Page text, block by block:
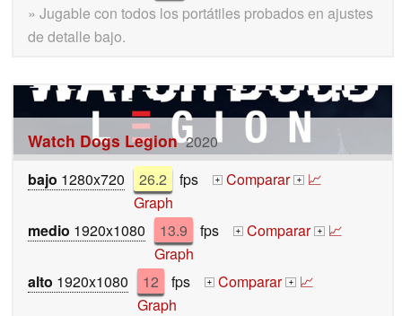
» Jugable con todos los portátiles probados en ajustes
de detalle bajo.
Watch Dogs Legion 2020
bajo 1280x720 26.2 fps + Comparar + 📈
Graph
medio 1920x1080 13.9 fps + Comparar + 📈
Graph
alto 1920x1080 12 fps + Comparar + 📈
Graph